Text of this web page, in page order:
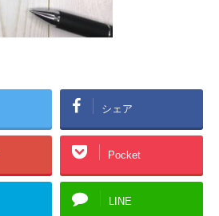
シェア
Pocket
LINE